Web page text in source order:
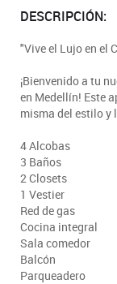
DESCRIPCIÓN:
"Vive el Lujo en el
¡Bienvenido a tu
en Medellín! Este
misma del estilo y
4 Alcobas
3 Baños
2 Closets
1 Vestier
Red de gas
Cocina integral
Sala comedor
Balcón
Parqueadero